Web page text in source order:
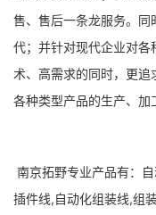
售、售后一条龙服务。
代；并针对现代企业对各
术、高需求的同时，更
各种类型产品的生产、加
南京拓野专业产品有：
插件线,自动化组装线,组